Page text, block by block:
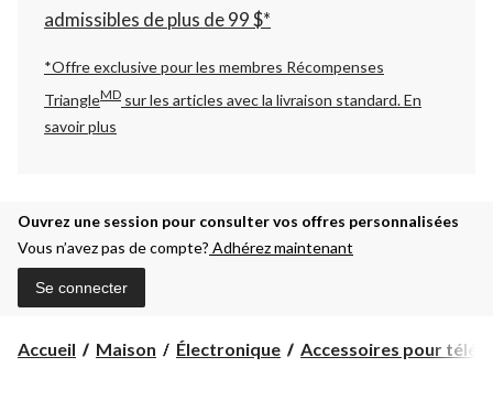
admissibles de plus de 99 $*
*Offre exclusive pour les membres Récompenses
TriangleMD sur les articles avec la livraison standard.En
savoir plus
Ouvrez une session pour consulter vos offres personnalisées
Vous n’avez pas de compte? Adhérez maintenant
Se connecter
Accueil Maison Électronique Accessoires pour